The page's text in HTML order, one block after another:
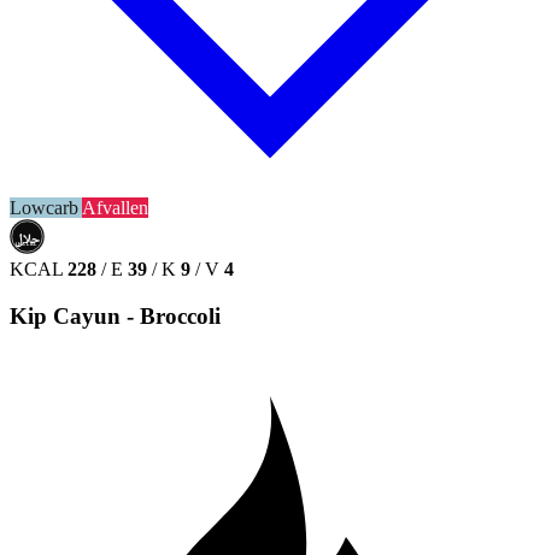
LowcarbAfvallen
حلال
HALAL
KCAL 228 / E 39 / K 9 / V 4
Kip Cayun - Broccoli